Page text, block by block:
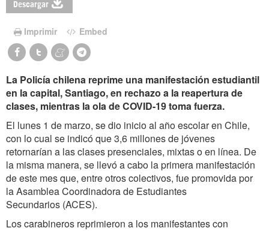
Descargar
Imprimir Embed
La Policía chilena reprime una manifestación estudiantil
en la capital, Santiago, en rechazo a la reapertura de
clases, mientras la ola de COVID-19 toma fuerza.
El lunes 1 de marzo, se dio inicio al año escolar en Chile,
con lo cual se indicó que 3,6 millones de jóvenes
retornarían a las clases presenciales, mixtas o en línea. De
la misma manera, se llevó a cabo la primera manifestación
de este mes que, entre otros colectivos, fue promovida por
laAsamblea Coordinadora de Estudiantes
Secundarios (ACES).
Los carabineros reprimieron a los manifestantes con